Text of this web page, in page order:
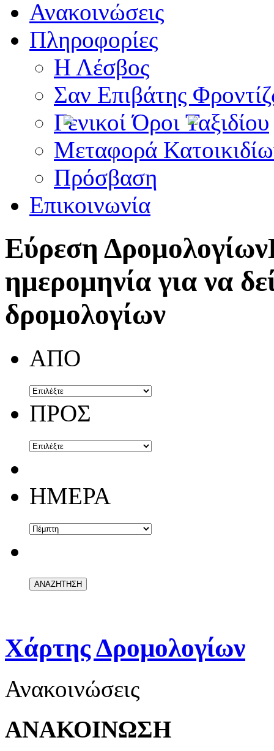
Ανακοινώσεις
Πληροφορίες
Η Λέσβος
Σαν Επιβάτης
Γενικοί Όροι Ταξιδίου
Μεταφορά
Πρόσβαση
Επικοινωνία
Εύρεση Δρομολογίων
ημερομηνία για να
δρομολογίων
ΑΠΟ
ΠΡΟΣ
ΗΜΕΡΑ
Χάρτης Δρομολογίων
Ανακοινώσεις
ΑΝΑΚΟΙΝΩΣΗ